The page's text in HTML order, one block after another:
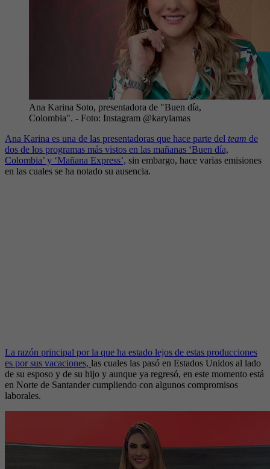
Ana Karina Soto, presentadora de "Buen día,
Colombia". - Foto: Instagram @karylamas
Ana Karina es una de las presentadoras que hace parte del team de
dos de los programas más vistos en las mañanas ‘Buen día,
Colombia’ y ‘Mañana Express’, sin embargo, hace varias emisiones
en las cuales se ha notado su ausencia.
La razón principal por la que ha estado lejos de estas producciones
es por sus vacaciones, las cuales las pasó en Estados Unidos al lado
de su esposo y de su hijo y aunque ya regresó, en este momento está
en Norte de Santander cumpliendo con algunos compromisos
laborales.